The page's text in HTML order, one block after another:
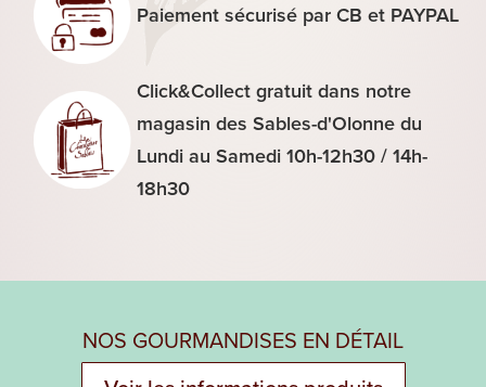
Paiement sécurisé par CB et PAYPAL
Click&Collect gratuit dans notre
magasin des Sables-d'Olonne du
Lundi au Samedi 10h-12h30 / 14h-
18h30
NOS GOURMANDISES EN DÉTAIL